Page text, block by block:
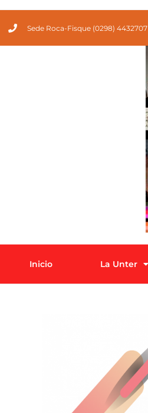
Sede Roca-Fisque (0298) 4432707
Inicio La Unter